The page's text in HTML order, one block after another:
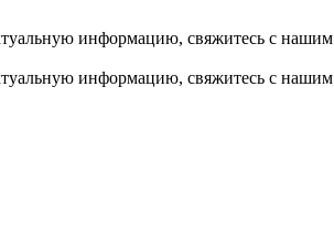
информацию, свяжитесь с
информацию, свяжитесь с